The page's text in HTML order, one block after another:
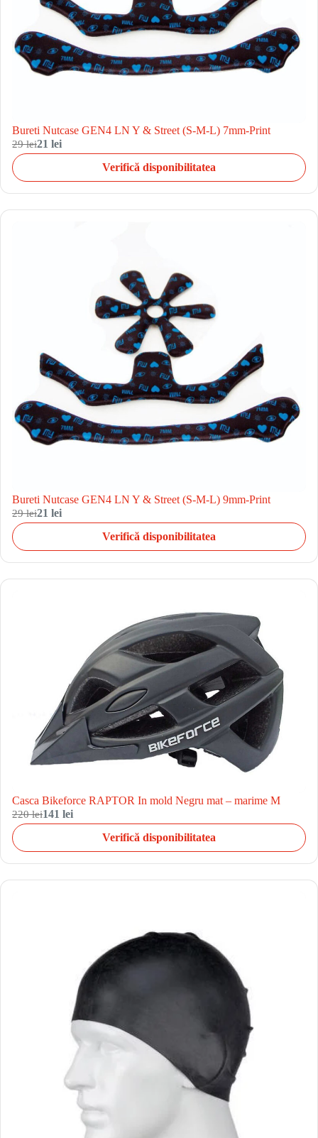
Bureti Nutcase GEN4 LN Y & Street (S-M-L) 7mm-Print
29 lei21 lei
Verifică disponibilitatea
Bureti Nutcase GEN4 LN Y & Street (S-M-L) 9mm-Print
29 lei21 lei
Verifică disponibilitatea
Casca Bikeforce RAPTOR In mold Negru mat – marime M
220 lei141 lei
Verifică disponibilitatea